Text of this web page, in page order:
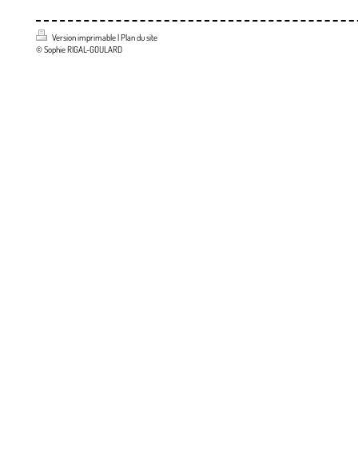
Version imprimable|Plan du site
© Sophie RIGAL-GOULARD